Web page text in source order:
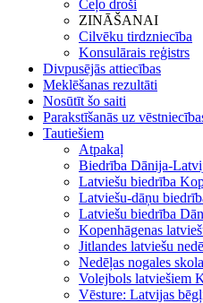
Ceļo droši
ZINĀŠANAI
Cilvēku tirdzniecība
Konsulārais reģistrs
Divpusējās attiecības
Meklēšanas rezultāti
Nosūtīt šo saiti
Parakstīšanās uz
Tautiešiem
Atpakaļ
Biedrība Dānija-
Latviešu biedrība
Latviešu-dāņu
Latviešu biedrība
Kopenhāgenas
Jitlandes latviešu
Nedēļas nogales
Volejbols latviešiem
Vēsture: Latvijas